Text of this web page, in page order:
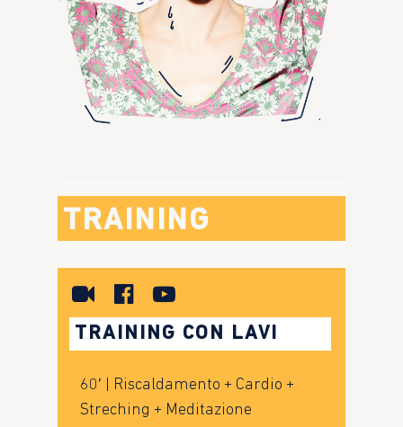
TRAINING
TRAINING CON LAVI
60′ | Riscaldamento + Cardio +
Streching + Meditazione